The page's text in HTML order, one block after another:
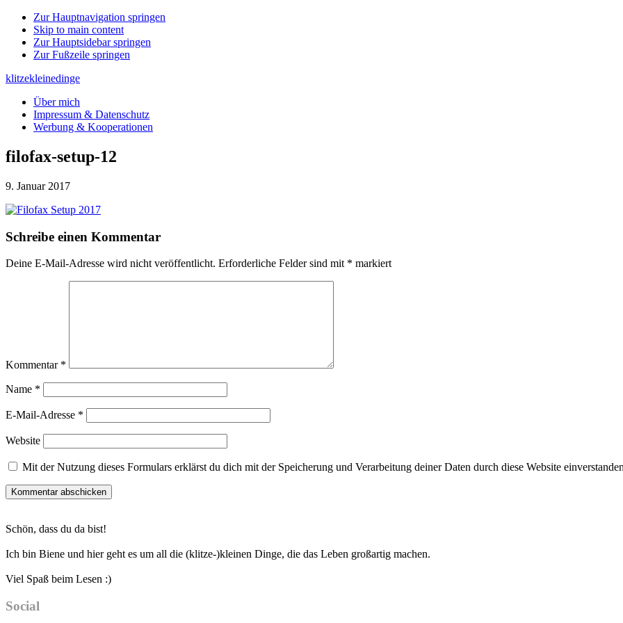
Zur Hauptnavigation springen
Skip to main content
Zur Hauptsidebar springen
Zur Fußzeile springen
klitzekleinedinge
Über mich
Impressum & Datenschutz
Werbung & Kooperationen
filofax-setup-12
9. Januar 2017
Leser-
Schreibe einen Kommentar
Deine E-Mail-Adresse wird nicht veröffentlicht. Erforderliche Felder sind mit * markiert
Kommentar *
Name *
E-Mail-Adresse *
Website
Mit der Nutzung dieses Formulars erklärst du dich mit der Speicherung und Verarbeitung deiner Daten durch diese Website
Sidebar
Schön, dass du da bist!
Ich bin Biene und hier geht es um all die (klitze-)kleinen Dinge, die das Leben großartig machen.
Viel Spaß beim Lesen :)
Social